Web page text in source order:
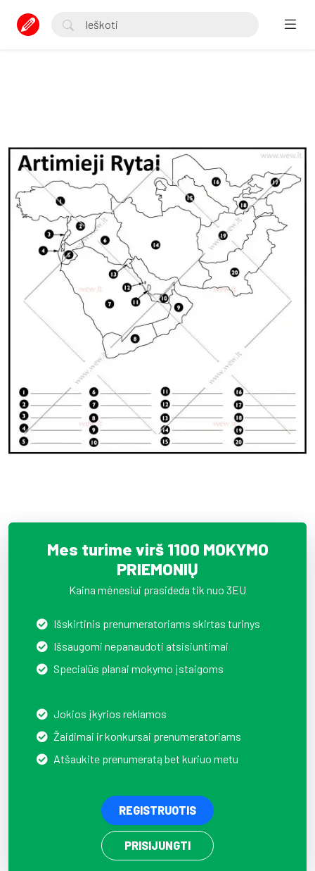
Mes turime virš 1100 MOKYMO
PRIEMONIŲ
Kaina mėnesiui prasideda tik nuo 3EU
Išskirtinis prenumeratoriams skirtas turinys
Išsaugomi nepanaudoti atsisiuntimai
Specialūs planai mokymo įstaigoms
Jokios įkyrios reklamos
Žaidimai ir konkursai prenumeratoriams
Atšaukite prenumeratą bet kuriuo metu
REGISTRUOTIS
PRISIJUNGTI